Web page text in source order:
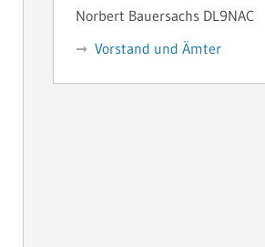
Norbert Bauersachs DL9NAC
Vorstand und Ämter